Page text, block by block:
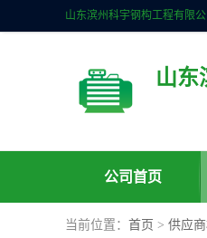
山东
公司首页
当前位置： 首页 > 供应